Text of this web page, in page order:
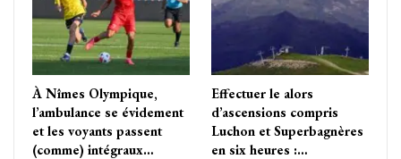
À Nîmes Olympique,
l’ambulance se évidement
et les voyants passent
(comme) intégraux…
Effectuer le alors
d’ascensions compris
Luchon et Superbagnères
en six heures :…